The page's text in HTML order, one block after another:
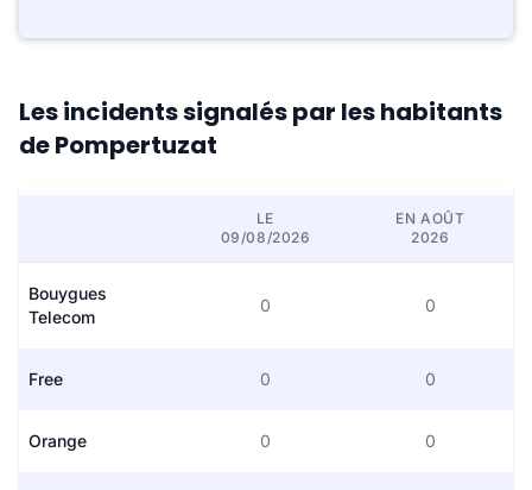
Les incidents signalés par les habitants
de Pompertuzat
LE
09/08/2026
EN AOÛT
2026
Bouygues
Telecom
0 0
Free 0 0
Orange 0 0